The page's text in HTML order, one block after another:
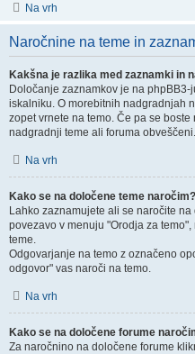
Na vrh
Naročnine na teme in
Kakšna je razlika med zaznamki in
Določanje zaznamkov je na
iskalniku. O morebitnih nadgradnjah
zopet vrnete na temo. Če pa se
nadgradnji teme ali foruma obveščeni.
Na vrh
Kako se na določene teme naročim?
Lahko zaznamujete ali se naročite
povezavo v menuju "Orodja za
teme.
Odgovarjanje na temo z označeno
odgovor" vas naroči na temo.
Na vrh
Kako se na določene forume
Za naročnino na določene forume